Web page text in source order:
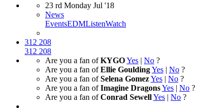
23 rd Monday Jul '18
News
EventsEDMListenWatch
312 208
312 208
Are you a fan ofKYGOYes | No ?
Are you a fan ofEllie GouldingYes | No ?
Are you a fan ofSelena GomezYes | No ?
Are you a fan ofImagine DragonsYes | No ?
Are you a fan ofConrad SewellYes | No ?